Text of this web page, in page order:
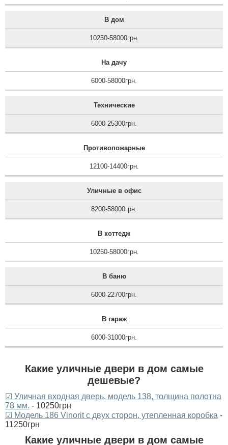
В дом
10250-58000грн.
На дачу
6000-58000грн.
Технические
6000-25300грн.
Противопожарные
12100-14400грн.
Уличные в офис
8200-58000грн.
В коттедж
10250-58000грн.
В баню
6000-22700грн.
В гараж
6000-31000грн.
Какие уличные двери в дом самые
дешевые?
☑ Уличная входная дверь, модель 138, толщина полотна
78 мм. - 10250грн
☑ Модель 186 Vinorit с двух сторон, утепленная коробка -
11250грн
Какие уличные двери в дом самые